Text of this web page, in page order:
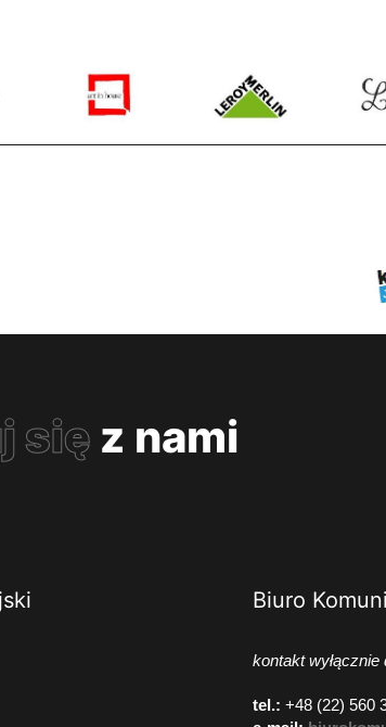
się z nami
Biuro
kontakt wyłącznie
tel.: +48 (22) 560